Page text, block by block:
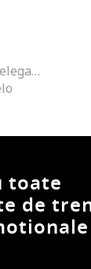
Caciula alba cu strasuri elegante
toate
de